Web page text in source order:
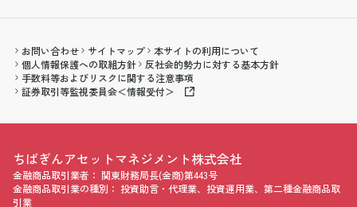
お問い合わせ サイトマップ
本サイトの利用について
個人情報保護への取組方針
反社会的勢力に対する基本方針
手数料等およびリスクに関する注意事項
証券取引等監視委員会＜情報受付＞
会社名
ちばぎんアセットマネジメント株式会社
金融商品取引業者： 関東財務局長(金商)第443号
金融商品取引業の種別： 投資助言・代理業、投資運用業、第二種金融商品取
引業